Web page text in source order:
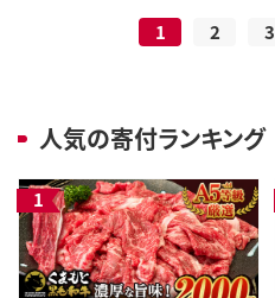
1 2 3
人気の寄付ランキング